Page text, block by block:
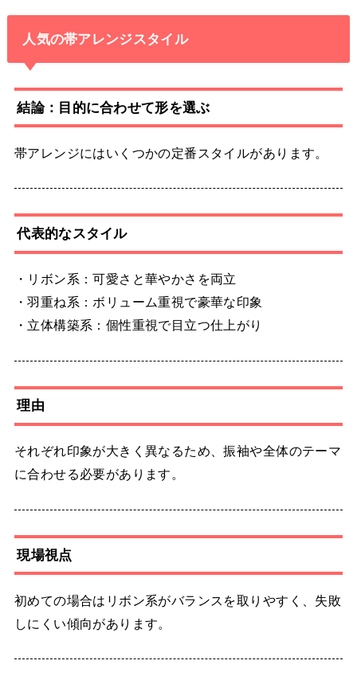
人気の帯アレンジスタイル
結論：目的に合わせて形を選ぶ
帯アレンジにはいくつかの定番スタイルがあります。
代表的なスタイル
・リボン系：可愛さと華やかさを両立
・羽重ね系：ボリューム重視で豪華な印象
・立体構築系：個性重視で目立つ仕上がり
理由
それぞれ印象が大きく異なるため、振袖や全体のテーマ
に合わせる必要があります。
現場視点
初めての場合はリボン系がバランスを取りやすく、失敗
しにくい傾向があります。